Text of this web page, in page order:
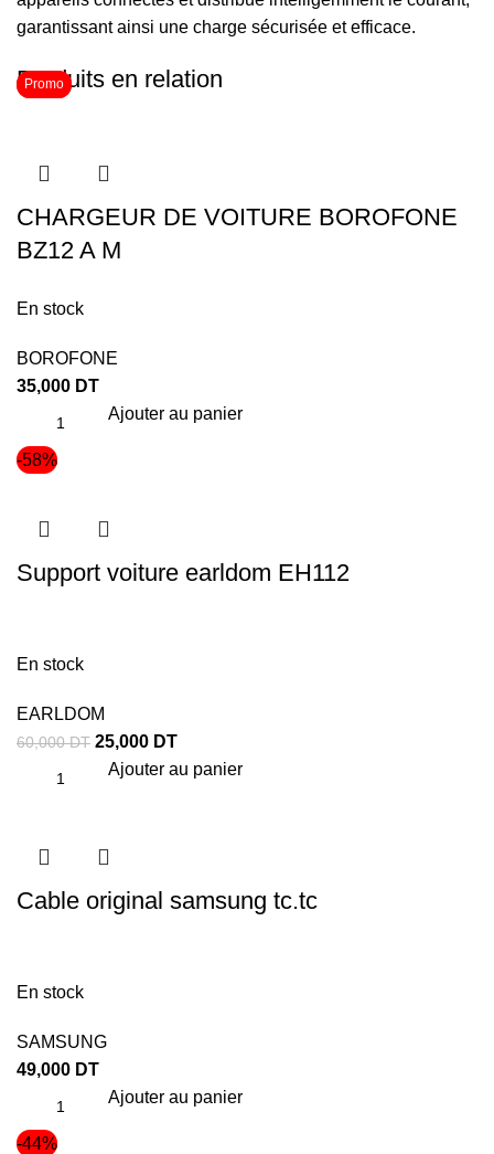
garantissant ainsi une charge sécurisée et efficace.
Produits en relation
CHARGEUR DE VOITURE BOROFONE
BZ12 A M
En stock
BOROFONE
35,000 DT
Ajouter au panier
-58%
Promo
Support voiture earldom EH112
En stock
EARLDOM
60,000DT 25,000 DT
Ajouter au panier
Cable original samsung tc.tc
En stock
SAMSUNG
49,000 DT
Ajouter au panier
-44%
Promo